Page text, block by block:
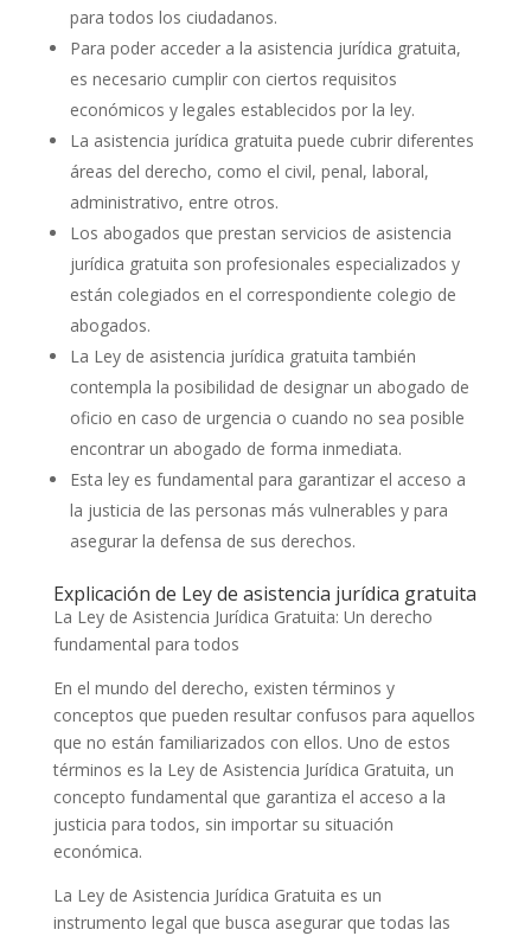
para todos los ciudadanos.
Para poder acceder a la asistencia jurídica gratuita,
es necesario cumplir con ciertos requisitos
económicos y legales establecidos por la ley.
La asistencia jurídica gratuita puede cubrir diferentes
áreas del derecho, como el civil, penal, laboral,
administrativo, entre otros.
Los abogados que prestan servicios de asistencia
jurídica gratuita son profesionales especializados y
están colegiados en el correspondiente colegio de
abogados.
La Ley de asistencia jurídica gratuita también
contempla la posibilidad de designar un abogado de
oficio en caso de urgencia o cuando no sea posible
encontrar un abogado de forma inmediata.
Esta ley es fundamental para garantizar el acceso a
la justicia de las personas más vulnerables y para
asegurar la defensa de sus derechos.
Explicación de Ley de asistencia jurídica gratuita
La Ley de Asistencia Jurídica Gratuita: Un derecho
fundamental para todos
En el mundo del derecho, existen términos y
conceptos que pueden resultar confusos para aquellos
que no están familiarizados con ellos. Uno de estos
términos es la Ley de Asistencia Jurídica Gratuita, un
concepto fundamental que garantiza el acceso a la
justicia para todos, sin importar su situación
económica.
La Ley de Asistencia Jurídica Gratuita es un
instrumento legal que busca asegurar que todas las